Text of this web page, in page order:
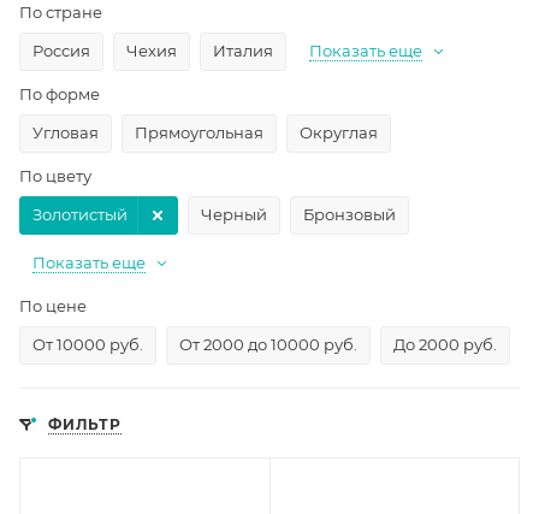
По стране
Россия
Чехия Италия Показать еще
По форме
Угловая
Прямоугольная Округлая
По цвету
Черный
Золотистый Бронзовый
Показать еще
По цене
От 10000 руб.
От 2000 до 10000 руб. До 2000 руб.
ФИЛЬТР